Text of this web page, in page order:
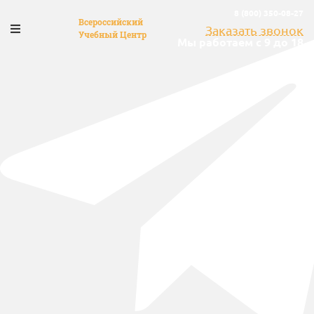
Всероссийский
Учебный Центр
Заказать звонок